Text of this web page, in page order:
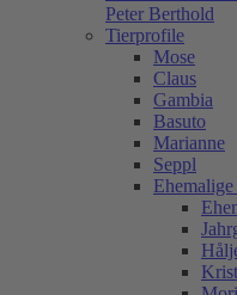
Peter Berthold
Tierprofile
Mose
Claus
Gambia
Basuto
Marianne
Seppl